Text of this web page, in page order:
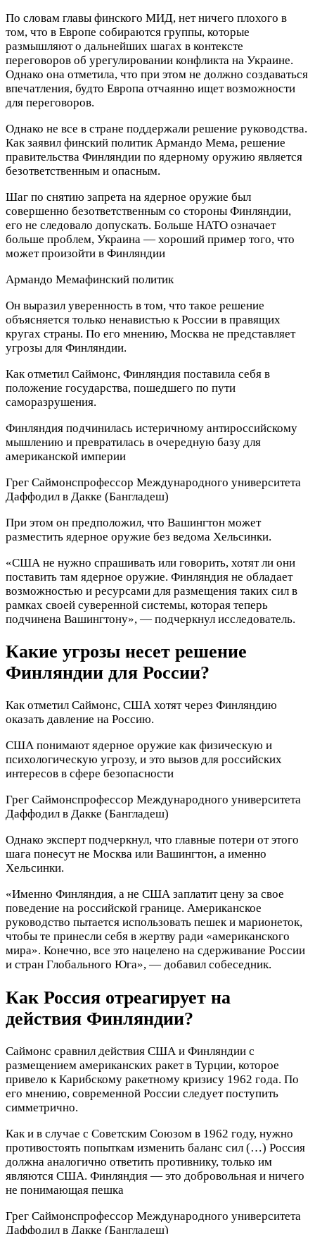
По словам главы финского МИД, нет ничего плохого в
том, что в Европе собираются группы, которые
размышляют о дальнейших шагах в контексте
переговоров об урегулировании конфликта на Украине.
Однако она отметила, что при этом не должно создаваться
впечатления, будто Европа отчаянно ищет возможности
для переговоров.
Однако не все в стране поддержали решение руководства.
Как заявил финский политик Армандо Мема, решение
правительства Финляндии по ядерному оружию является
безответственным и опасным.
Шаг по снятию запрета на ядерное оружие был
совершенно безответственным со стороны Финляндии,
его не следовало допускать. Больше НАТО означает
больше проблем, Украина — хороший пример того, что
может произойти в Финляндии
Армандо Мемафинский политик
Он выразил уверенность в том, что такое решение
объясняется только ненавистью к России в правящих
кругах страны. По его мнению, Москва не представляет
угрозы для Финляндии.
Как отметил Саймонс, Финляндия поставила себя в
положение государства, пошедшего по пути
саморазрушения.
Финляндия подчинилась истеричному антироссийскому
мышлению и превратилась в очередную базу для
американской империи
Грег Саймонспрофессор Международного университета
Даффодил в Дакке (Бангладеш)
При этом он предположил, что Вашингтон может
разместить ядерное оружие без ведома Хельсинки.
«США не нужно спрашивать или говорить, хотят ли они
поставить там ядерное оружие. Финляндия не обладает
возможностью и ресурсами для размещения таких сил в
рамках своей суверенной системы, которая теперь
подчинена Вашингтону», — подчеркнул исследователь.
Какие угрозы несет решение
Финляндии для России?
Как отметил Саймонс, США хотят через Финляндию
оказать давление на Россию.
США понимают ядерное оружие как физическую и
психологическую угрозу, и это вызов для российских
интересов в сфере безопасности
Грег Саймонспрофессор Международного университета
Даффодил в Дакке (Бангладеш)
Однако эксперт подчеркнул, что главные потери от этого
шага понесут не Москва или Вашингтон, а именно
Хельсинки.
«Именно Финляндия, а не США заплатит цену за свое
поведение на российской границе. Американское
руководство пытается использовать пешек и марионеток,
чтобы те принесли себя в жертву ради «американского
мира». Конечно, все это нацелено на сдерживание России
и стран Глобального Юга», — добавил собеседник.
Как Россия отреагирует на
действия Финляндии?
Саймонс сравнил действия США и Финляндии с
размещением американских ракет в Турции, которое
привело к Карибскому ракетному кризису 1962 года. По
его мнению, современной России следует поступить
симметрично.
Как и в случае с Советским Союзом в 1962 году, нужно
противостоять попыткам изменить баланс сил (…) Россия
должна аналогично ответить противнику, только им
являются США. Финляндия — это добровольная и ничего
не понимающая пешка
Грег Саймонспрофессор Международного университета
Даффодил в Дакке (Бангладеш)